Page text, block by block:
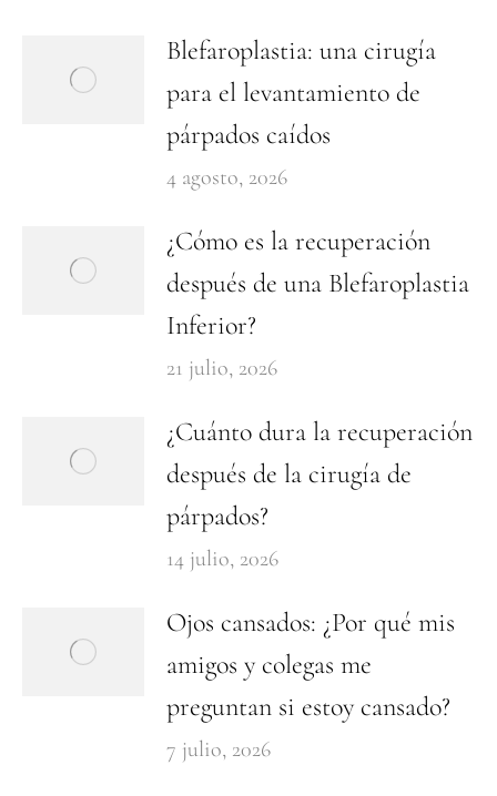
Blefaroplastia: una cirugía
para el levantamiento de
párpados caídos
4 agosto, 2026
¿Cómo es la recuperación
después de una Blefaroplastia
Inferior?
21 julio, 2026
¿Cuánto dura la recuperación
después de la cirugía de
párpados?
14 julio, 2026
Ojos cansados: ¿Por qué mis
amigos y colegas me
preguntan si estoy cansado?
7 julio, 2026